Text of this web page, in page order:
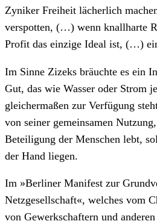
Zyniker Freiheit lächerlich
verspotten, (…) wenn knallharte
Profit das einzige Ideal ist, (…)
Im Sinne Zizeks bräuchte es ein
Gut, das wie Wasser oder Strom
gleichermaßen zur Verfügung
von seiner gemeinsamen
Beteiligung der Menschen lebt,
der Hand liegen.
Im »Berliner Manifest zur
Netzgesellschaft«, welches vom
von Gewerkschaftern und